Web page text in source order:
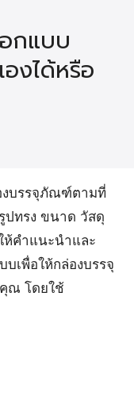
กแบบ
งได้หรือ
งบรรจุภัณฑ์ตามที่
ปทรง ขนาด วัสดุ
ห้คำแนะนำและ
เพื่อให้กล่องบรรจุ
ณ โดยใช้